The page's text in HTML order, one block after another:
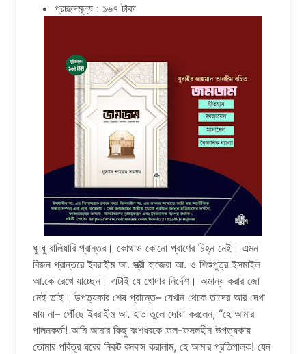
প্রচ্ছদমূল্য : ১৬৭ টাকা
ধু ধু বালিয়ারি প্রান্তর। কোথাও কোনো প্রাণের চিহ্ন নেই। এমন
বিজন প্রান্তরে ইবরাহীম আ. স্ত্রী হাজেরা আ. ও শিশুপুত্র ইসমাইল
আ.কে রেখে যাচ্ছেন। এটাই যে খোদার নির্দেশ। অমান্য করার জো
নেই তাই। উপত্যকার শেষ প্রান্তে– যেখান থেকে তাদের আর দেখা
যায় না– পৌঁছে ইবরাহীম আ. হাত তুলে দোয়া করলেন, “হে আমার
পালনকর্তা! আমি আমার কিছু বংশধরকে ফল-ফসলহীন উপত্যকায়
তোমার পবিত্র ঘরের নিকট বসবাস করালাম, হে আমার প্রতিপালক! যেন